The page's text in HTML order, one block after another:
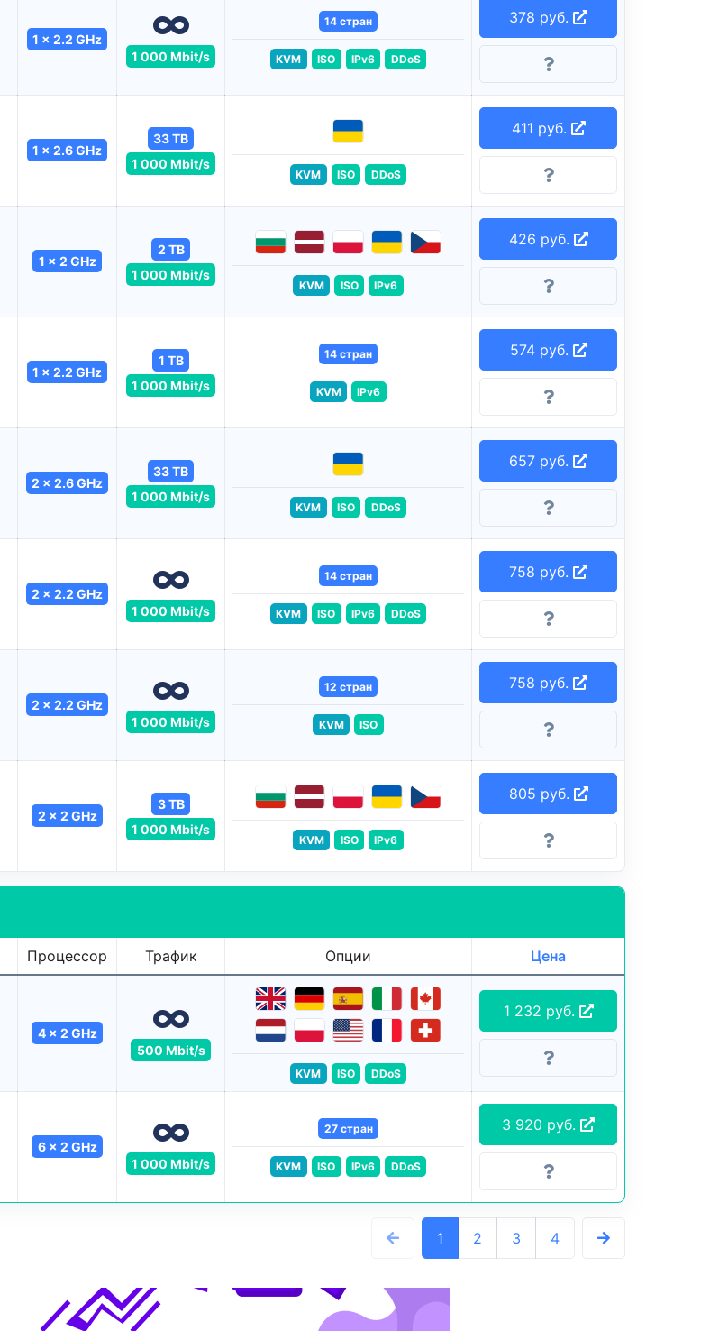
1 x 2.2 GHz
1 000 Mbit/s
14 стран
KVM ISO IPv6 DDoS
378 руб.
1 x 2.6 GHz
33 TB
1 000 Mbit/s
KVM ISO DDoS
411 руб.
1 x 2 GHz
2 TB
1 000 Mbit/s
KVM ISO IPv6
426 руб.
1 x 2.2 GHz
1 TB
1 000 Mbit/s
14 стран
KVM IPv6
574 руб.
2 x 2.6 GHz
33 TB
1 000 Mbit/s
KVM ISO DDoS
657 руб.
2 x 2.2 GHz
1 000 Mbit/s
14 стран
KVM ISO IPv6 DDoS
758 руб.
2 x 2.2 GHz
1 000 Mbit/s
12 стран
KVM ISO
758 руб.
2 x 2 GHz
3 TB
1 000 Mbit/s
KVM ISO IPv6
805 руб.
Процессор Трафик Опции Цена
4 x 2 GHz
500 Mbit/s
KVM ISO DDoS
1 232 руб.
6 x 2 GHz
1 000 Mbit/s
27 стран
KVM ISO IPv6 DDoS
3 920 руб.
1 2 3 4